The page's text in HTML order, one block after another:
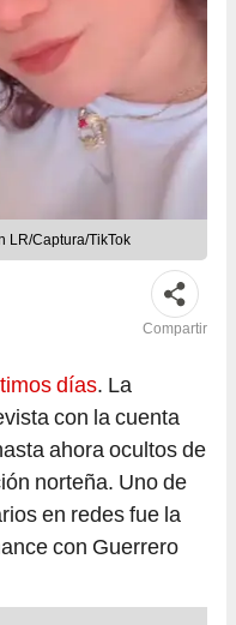
Captura/TikTok
Compartir
con la cuenta
ahora ocultos de
norteña. Uno de
en redes fue la
con Guerrero